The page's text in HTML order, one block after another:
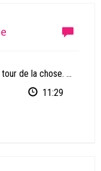
de la chose. ...
11:29